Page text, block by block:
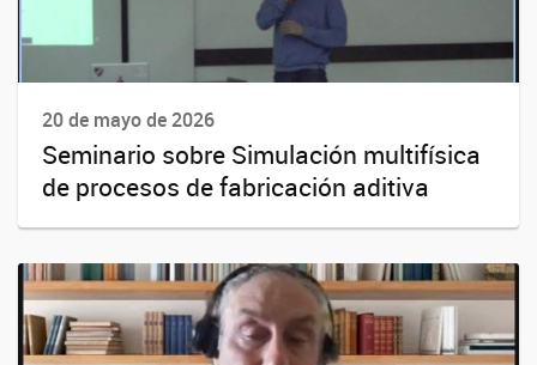
20 de mayo de 2026
Seminario sobre Simulación multifísica
de procesos de fabricación aditiva